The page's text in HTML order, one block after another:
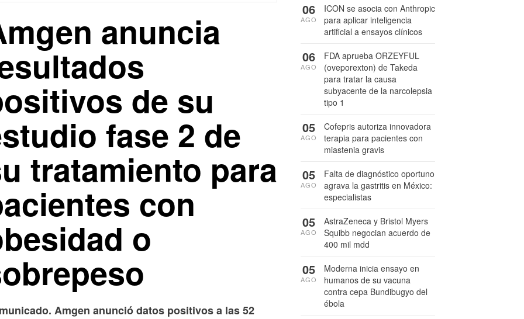
anuncia
de su
fase 2 de
tratamiento para
con
o
Amgen anunció datos positivos a las 52
ICON se asocia con Anthropic
para aplicar inteligencia
artificial a ensayos clínicos
06
AGO
FDA aprueba ORZEYFUL
(oveporexton) de Takeda
para tratar la causa
subyacente de la narcolepsia
tipo 1
06
AGO
Cofepris autoriza innovadora
terapia para pacientes con
miastenia gravis
05
AGO
Falta de diagnóstico oportuno
agrava la gastritis en México:
especialistas
05
AGO
AstraZeneca y Bristol Myers
Squibb negocian acuerdo de
400 mil mdd
05
AGO
Moderna inicia ensayo en
humanos de su vacuna
contra cepa Bundibugyo del
ébola
05
AGO